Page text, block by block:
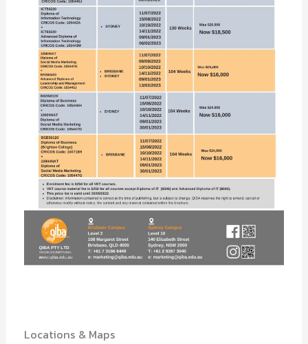
Locations & Maps